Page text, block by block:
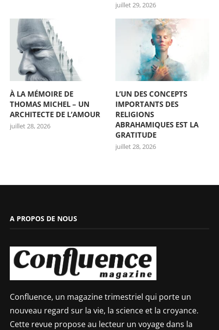
juillet 29, 2026
À LA MÉMOIRE DE
THOMAS MICHEL – UN
ARCHITECTE DE L’AMOUR
juillet 28, 2026
L’UN DES CONCEPTS
IMPORTANTS DES
RELIGIONS
ABRAHAMIQUES EST LA
GRATITUDE
juillet 28, 2026
A PROPOS DE NOUS
Confluence, un magazine trimestriel qui porte un
nouveau regard sur la vie, la science et la croyance.
Cette revue propose au lecteur un voyage dans la